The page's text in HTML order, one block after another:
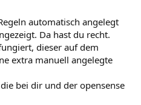
automatisch angelegt
Da hast du recht.
dieser auf dem
extra manuell angelegte
bei dir und der opensense